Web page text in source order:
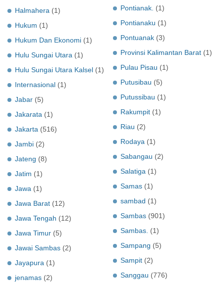
Halmahera (1)
Hukum (1)
Hukum Dan Ekonomi (1)
Hulu Sungai Utara (1)
Hulu Sungai Utara Kalsel (1)
Internasional (1)
Jabar (5)
Jakarata (1)
Jakarta (516)
Jambi (2)
Jateng (8)
Jatim (1)
Jawa (1)
Jawa Barat (12)
Jawa Tengah (12)
Jawa Timur (5)
Jawai Sambas (2)
Jayapura (1)
jenamas (2)
Pontianak. (1)
Pontianaku (1)
Pontuanak (3)
Provinsi Kalimantan Barat (1)
Pulau Pisau (1)
Putusibau (5)
Putussibau (1)
Rakumpit (1)
Riau (2)
Rodaya (1)
Sabangau (2)
Salatiga (1)
Samas (1)
sambad (1)
Sambas (901)
Sambas. (1)
Sampang (5)
Sampit (2)
Sanggau (776)